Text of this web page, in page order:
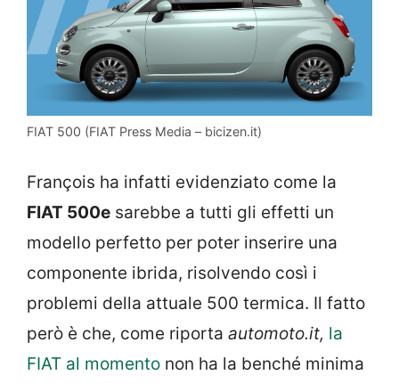
FIAT 500 (FIAT Press Media – bicizen.it)
François ha infatti evidenziato come la
FIAT 500e sarebbe a tutti gli effetti un
modello perfetto per poter inserire una
componente ibrida, risolvendo così i
problemi della attuale 500 termica. Il fatto
però è che, come riporta automoto.it, la
FIAT al momento non ha la benché minima